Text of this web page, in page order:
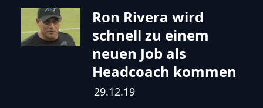
Ron Rivera wird
schnell zu einem
neuen Job als
Headcoach kommen
29.12.19